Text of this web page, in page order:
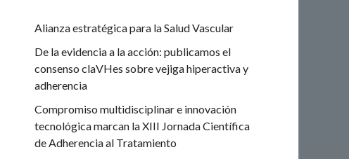
Alianza estratégica para la Salud Vascular
De la evidencia a la acción: publicamos el
consenso claVHes sobre vejiga hiperactiva y
adherencia
Compromiso multidisciplinar e innovación
tecnológica marcan la XIII Jornada Científica
de Adherencia al Tratamiento